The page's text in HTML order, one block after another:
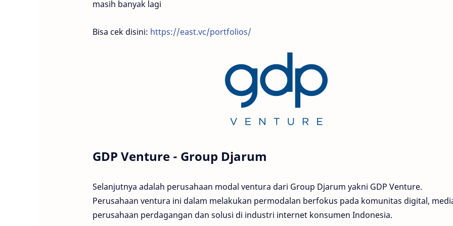
masih banyak lagi
Bisa cek disini: https://east.vc/portfolios/
GDP Venture - Group Djarum
Selanjutnya adalah perusahaan modal ventura dari Group Djarum yakni GDP Venture.
Perusahaan ventura ini dalam melakukan permodalan berfokus pada komunitas digital,
perusahaan perdagangan dan solusi di industri internet konsumen Indonesia.